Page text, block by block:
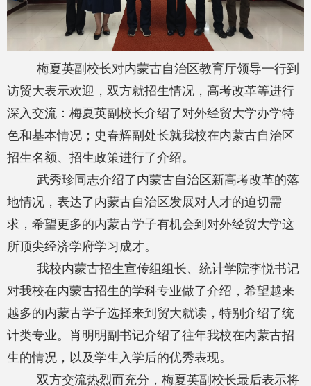
梅夏英副校长对内蒙古自治区教育厅领导一行到
访贸大表示欢迎，双方就招生情况，高考改革等进行
深入交流：梅夏英副校长介绍了对外经贸大学办学特
色和基本情况；史春辉副处长就我校在内蒙古自治区
招生名额、招生政策进行了介绍。
武秀珍同志介绍了内蒙古自治区新高考改革的落
地情况，表达了内蒙古自治区发展对人才的迫切需
求，希望更多的内蒙古学子有机会到对外经贸大学这
所顶尖经济学府学习成才。
我校内蒙古招生宣传组组长、统计学院李悦书记
对我校在内蒙古招生的学科专业做了介绍，希望越来
越多的内蒙古学子选择来到贸大就读，特别介绍了统
计类专业。肖明明副书记介绍了往年我校在内蒙古招
生的情况，以及学生入学后的优秀表现。
双方交流热烈而充分，梅夏英副校长最后表示将